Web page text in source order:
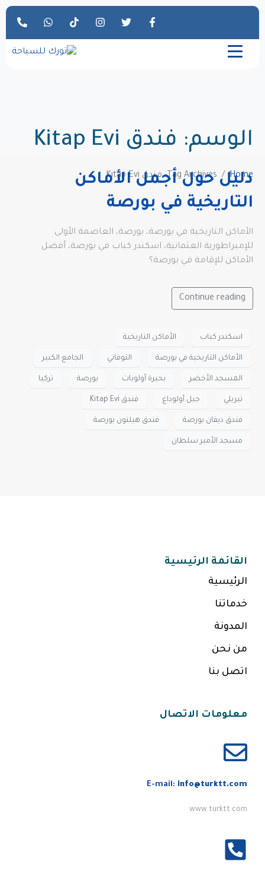
الوسم: فندق Kitap Evi
Home Tag Archives: فندق Kitap Evi
دليل حول أجمل الأماكن
التاريخية في بورصة
الأماكن التاريخية في بورصة، بورصة، العاصمة الأولى
للإمبراطورية العثمانية، اسكندر كباب في بورصة، أفضل
الأماكن للإقامة في بورصة؟
Continue reading
اسكندر كباب الأماكن التاريخية
الأماكن التاريخية في بورصة التوفاني الجامع الكبير
المسجد الأخضر بحيرة أولوبات بورصة تركيا
تيريلي جبل أولوداغ فندق Kitap Evi
فندق ديفان بورصة فندق هيلتون بورصة
مسجد الأمير سلطان
القائمة الرئيسية
الرئيسية
خدماتنا
المدونة
من نحن
اتصل بنا
معلومات الاتصال
E-mail: info@turktt.com
www.turktt.com